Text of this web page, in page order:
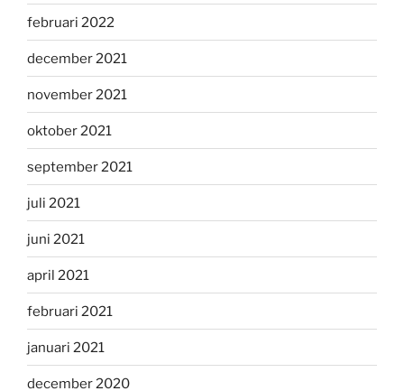
februari 2022
december 2021
november 2021
oktober 2021
september 2021
juli 2021
juni 2021
april 2021
februari 2021
januari 2021
december 2020